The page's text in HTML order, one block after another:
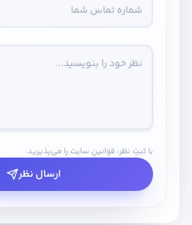
با ثبتِ نظر، قوانینِ سایت را می‌پذیرید.
ارسال نظر